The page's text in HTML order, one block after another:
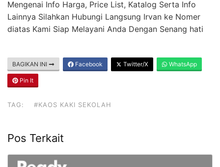
Mengenai Info Harga, Price List, Katalog Serta Info
Lainnya Silahkan Hubungi Langsung Irvan ke Nomer
diatas Kami Siap Melayani Anda Dengan Senang hati
BAGIKAN INI Facebook Twitter/X WhatsApp
Pin It
TAG: #KAOS KAKI SEKOLAH
Pos Terkait